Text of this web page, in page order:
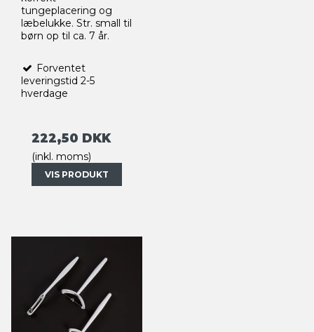
tungeplacering og
læbelukke. Str. small til
børn op til ca. 7 år.
Forventet
leveringstid 2-5
hverdage
222,50 DKK
(inkl. moms)
VIS PRODUKT